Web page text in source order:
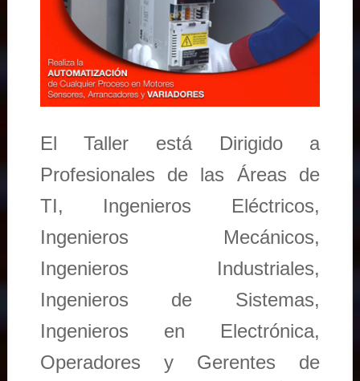
El Taller está Dirigido a
Profesionales de las Áreas de
TI, Ingenieros Eléctricos,
Ingenieros Mecánicos,
Ingenieros Industriales,
Ingenieros de Sistemas,
Ingenieros en Electrónica,
Operadores y Gerentes de